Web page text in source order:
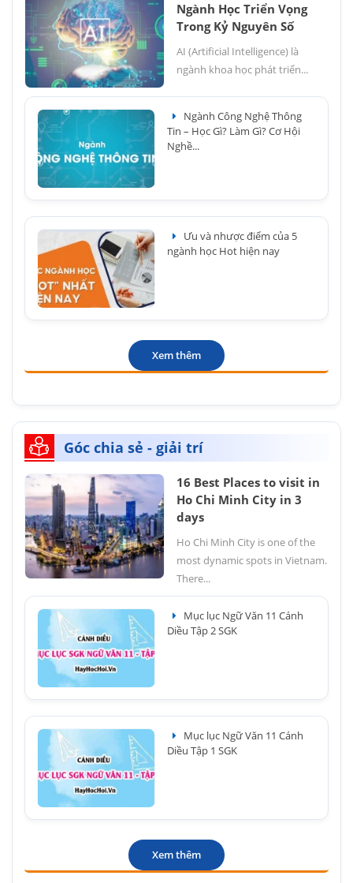
Ngành Học Triển Vọng
Trong Kỷ Nguyên Số
AI (Artificial Intelligence) là
ngành khoa học phát triển...
Ngành Công Nghệ Thông
Tin – Học Gì? Làm Gì? Cơ Hội
Nghề...
Ưu và nhược điểm của 5
ngành học Hot hiện nay
Xem thêm
Góc chia sẻ - giải trí
16 Best Places to visit in
Ho Chi Minh City in 3
days
Ho Chi Minh City is one of the
most dynamic spots in Vietnam.
There...
Mục lục Ngữ Văn 11 Cánh
Diều Tập 2 SGK
Mục lục Ngữ Văn 11 Cánh
Diều Tập 1 SGK
Xem thêm